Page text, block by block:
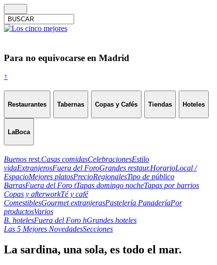
Para no equivocarse en Madrid
↑
Restaurantes Tabernas Copas y Cafés Tiendas Hoteles
LaBoca
Buenos rest.Casas comidasCelebracionesEstilo
vidaExtranjerosFuera del ForoGrandes restaur.HorarioLocal /
EspacioMejores platosPrecioRegionalesTipo de público
BarrasFuera del Foro tTapas domingo nocheTapas por barrios
Copas y afterworkTé y café
ComestiblesGourmet extranjerasPastelería PanaderíaPor
productosVarios
B. hotelesFuera del Foro hGrandes hoteles
Las 5 Mejores NovedadesSecciones
La sardina, una sola, es todo el mar.